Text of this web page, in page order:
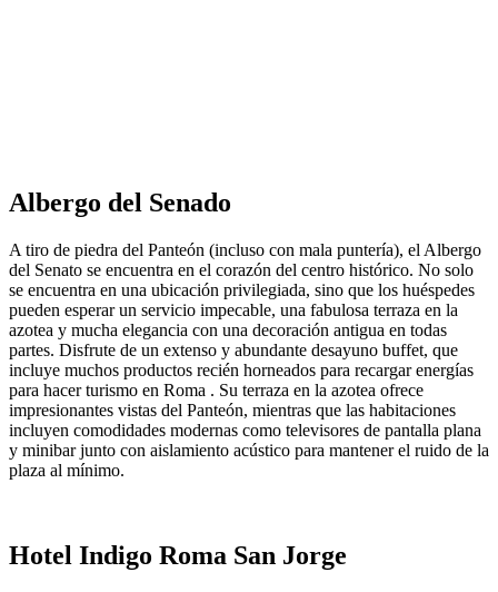
Albergo del Senado
A tiro de piedra del Panteón (incluso con mala puntería), el Albergo
del Senato se encuentra en el corazón del centro histórico. No solo
se encuentra en una ubicación privilegiada, sino que los huéspedes
pueden esperar un servicio impecable, una fabulosa terraza en la
azotea y mucha elegancia con una decoración antigua en todas
partes. Disfrute de un extenso y abundante desayuno buffet, que
incluye muchos productos recién horneados para recargar energías
para hacer turismo en Roma . Su terraza en la azotea ofrece
impresionantes vistas del Panteón, mientras que las habitaciones
incluyen comodidades modernas como televisores de pantalla plana
y minibar junto con aislamiento acústico para mantener el ruido de la
plaza al mínimo.
Hotel Indigo Roma San Jorge